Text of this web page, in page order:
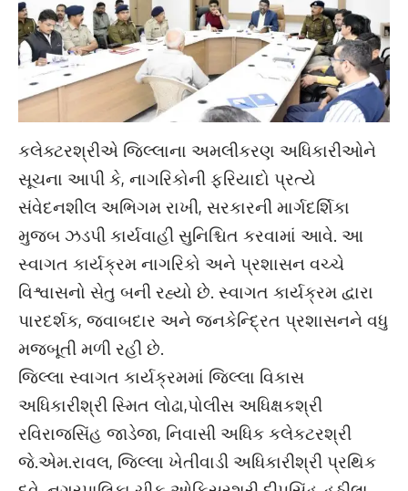
કલેક્ટરશ્રીએ જિલ્લાના અમલીકરણ અધિકારીઓને
સૂચના આપી કે, નાગરિકોની ફરિયાદો પ્રત્યે
સંવેદનશીલ અભિગમ રાખી, સરકારની માર્ગદર્શિકા
મુજબ ઝડપી કાર્યવાહી સુનિશ્ચિત કરવામાં આવે. આ
સ્વાગત કાર્યક્રમ નાગરિકો અને પ્રશાસન વચ્ચે
વિશ્વાસનો સેતુ બની રહ્યો છે. સ્વાગત કાર્યક્રમ દ્વારા
પારદર્શક, જવાબદાર અને જનકેન્દ્રિત પ્રશાસનને વધુ
મજબૂતી મળી રહી છે.
જિલ્લા સ્વાગત કાર્યક્રમમાં જિલ્લા વિકાસ
અધિકારીશ્રી સ્મિત લોઢા,પોલીસ અધિક્ષકશ્રી
રવિરાજસિંહ જાડેજા, નિવાસી અધિક કલેકટરશ્રી
જે.એમ.રાવલ, જિલ્લા ખેતીવાડી અધિકારીશ્રી પ્રથિક